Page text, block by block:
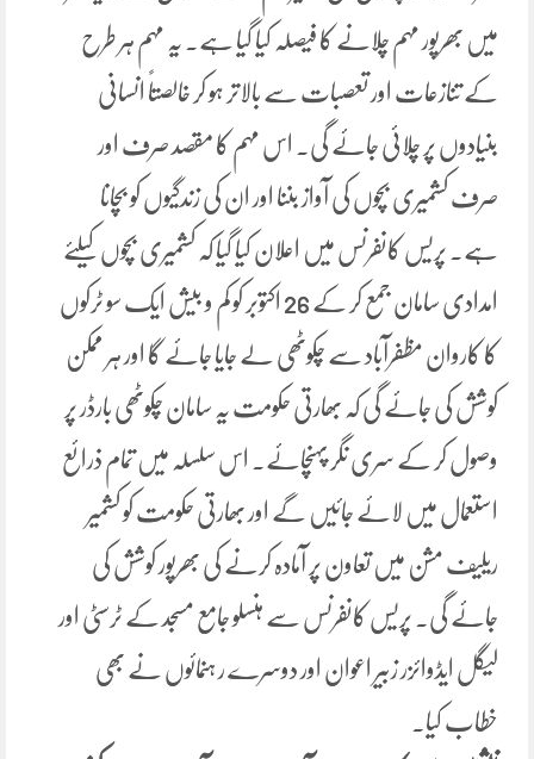
میں بھرپور مہم چلانے کا فیصلہ کیا گیا ہے۔ یہ مہم ہر طرح
کے تنازعات اور تعصبات سے بالاتر ہو کر خالصتاً انسانی
بنیادوں پر چلائی جائے گی۔ اس مہم کا مقصد صرف اور
صرف کشمیری بچوں کی آواز بننا اور ان کی زندگیوں کو بچانا
ہے۔ پریس کانفرنس میں اعلان کیا گیا کہ کشمیری بچوں کیلئے
امدادی سامان جمع کر کے 26 اکتوبر کو کم و بیش ایک سو ٹرکوں
کا کاروان مظفرآباد سے چکوٹھی لے جایا جائے گا اور ہر ممکن
کوشش کی جائے گی کہ بھارتی حکومت یہ سامان چکوٹھی بارڈر پر
وصول کر کے سری نگر پہنچائے۔ اس سلسلہ میں تمام ذرائع
استعمال میں لائے جائیں گے اور بھارتی حکومت کو کشمیر
ریلیف مشن میں تعاون پر آمادہ کرنے کی بھرپور کوشش کی
جائے گی۔ پریس کانفرنس سے ہنسلو جامع مسجد کے ٹرسٹی اور
لیگل ایڈوائزر زبیر اعوان اور دوسرے ر ہنمائوں نے بھی
خطاب کیا۔